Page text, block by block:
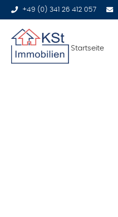
+49 (0) 341 26 412 057
Startseite